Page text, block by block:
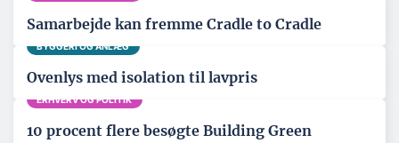
Samarbejde kan fremme Cradle to Cradle
BYGGERI OG ANLÆG
Ovenlys med isolation til lavpris
ERHVERV OG POLITIK
10 procent flere besøgte Building Green